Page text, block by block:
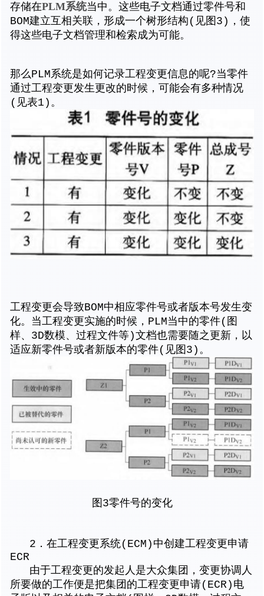
存储在PLM系统当中。这些电子文档通过零件号和
BOM建立互相关联，形成一个树形结构(见图3)，使
得这些电子文档管理和检索成为可能。
那么PLM系统是如何记录工程变更信息的呢?当零件
通过工程变更发生更改的时候，可能会有多种情况
(见表1)。
工程变更会导致BOM中相应零件号或者版本号发生变
化。当工程变更实施的时候，PLM当中的零件(图
样、3D数模、过程文件等)文档也需要随之更新，以
适应新零件号或者新版本的零件(见图3)。
图3零件号的变化
2．在工程变更系统(ECM)中创建工程变更申请
ECR
由于工程变更的发起人是大众集团，变更协调人
所要做的工作便是把集团的工程变更申请(ECR)电